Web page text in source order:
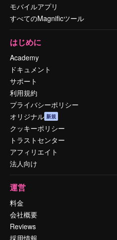
モバイルアプリ
すべてのMagnificツール
はじめに
Academy
ドキュメント
サポート
利用規約
プライバシーポリシー
オリジナル 新規
クッキーポリシー
トラストセンター
アフィリエイト
法人向け
運営
料金
会社概要
Reviews
採用情報